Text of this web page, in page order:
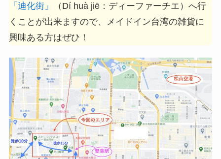
「迪化街」
（Dí huà jiē：ディーファーチエ）へ行
くことが出来ますので、メイドイン台湾の雑貨に
興味ある方はぜひ！